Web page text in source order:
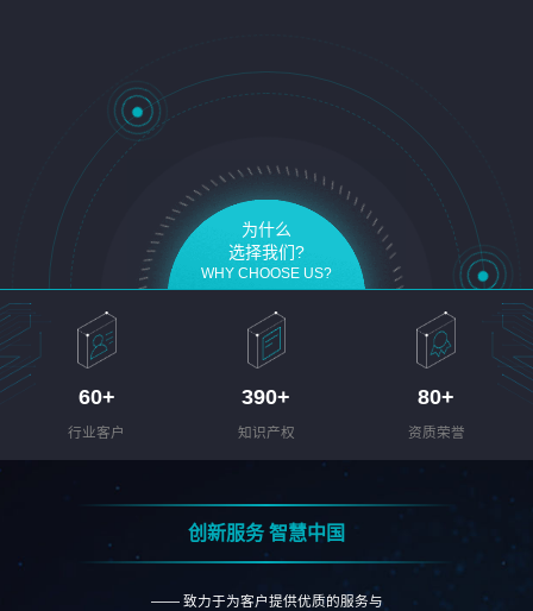
为什么
选择我们?
WHY CHOOSE US?
60+
行业客户
390+
知识产权
80+
资质荣誉
创新服务 智慧中国
—— 致力于为客户提供优质的服务与